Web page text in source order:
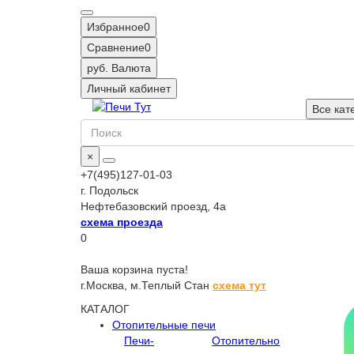
Избранное0
Сравнение0
руб. Валюта
Личный кабинет
Все
×
+7(495)127-01-03
г. Подольск
Нефтебазовский проезд, 4а
схема проезда
0
Ваша корзина пуста!
г.Москва, м.Теплый Стан схема тут
КАТАЛОГ
Отопительные печи
Печи-
Отопительно